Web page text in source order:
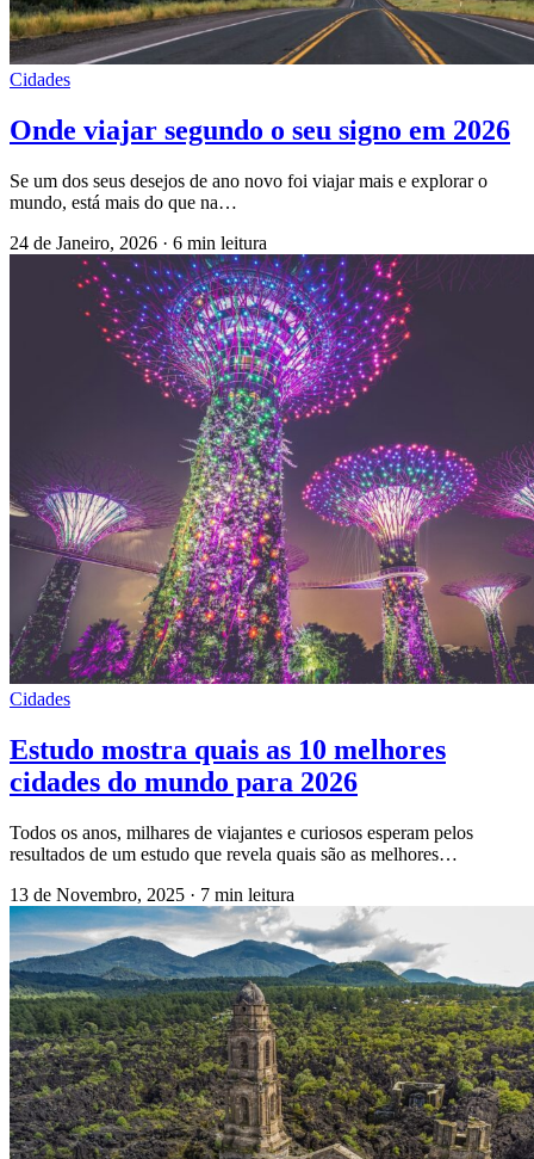
Cidades
Onde viajar segundo o seu signo em 2026
Se um dos seus desejos de ano novo foi viajar mais e explorar o
mundo, está mais do que na…
24 de Janeiro, 2026 · 6 min leitura
Cidades
Estudo mostra quais as 10 melhores
cidades do mundo para 2026
Todos os anos, milhares de viajantes e curiosos esperam pelos
resultados de um estudo que revela quais são as melhores…
13 de Novembro, 2025 · 7 min leitura